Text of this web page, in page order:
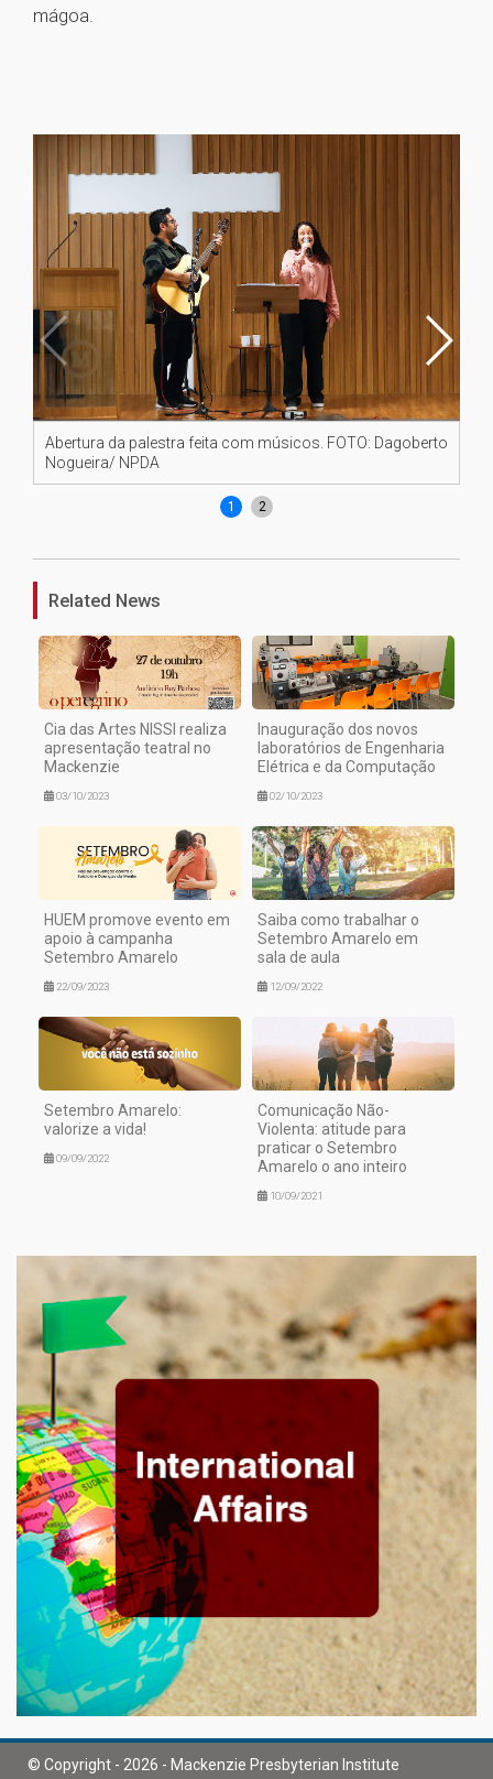
mágoa.
Abertura da palestra feita com músicos. FOTO: Dagoberto
Nogueira/ NPDA
1 2
Related News
Cia das Artes NISSI realiza
apresentação teatral no
Mackenzie
03/10/2023
Inauguração dos novos
laboratórios de Engenharia
Elétrica e da Computação
02/10/2023
HUEM promove evento em
apoio à campanha
Setembro Amarelo
22/09/2023
Saiba como trabalhar o
Setembro Amarelo em
sala de aula
12/09/2022
Setembro Amarelo:
valorize a vida!
09/09/2022
Comunicação Não-
Violenta: atitude para
praticar o Setembro
Amarelo o ano inteiro
10/09/2021
© Copyright - 2026 - Mackenzie Presbyterian Institute